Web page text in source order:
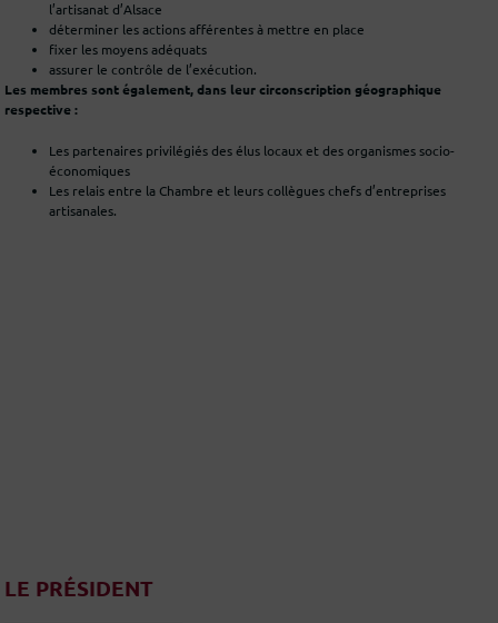
l’artisanat d’Alsace
déterminer les actions afférentes à mettre en place
fixer les moyens adéquats
assurer le contrôle de l’exécution.
Les membres sont également, dans leur circonscription géographique
respective :
Les partenaires privilégiés des élus locaux et des organismes socio-
économiques
Les relais entre la Chambre et leurs collègues chefs d’entreprises
artisanales.
LE PRÉSIDENT